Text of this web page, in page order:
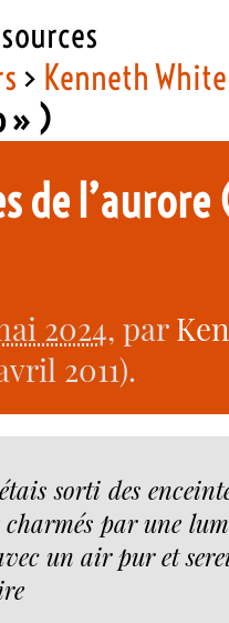
> Kenneth White
» )
de
2024, par
2011).
sorti des
charmés par une
un air pur et